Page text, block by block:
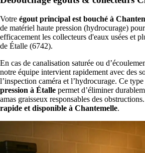
Votre égout principal est bouché à
de matériel haute pression (hydrocurage)
efficacement les collecteurs d'eaux usées et
de Étalle (6742).
En cas de canalisation saturée ou
notre équipe intervient rapidement avec des
l’inspection caméra et l’hydrocurage. Ce type
pression à Étalle permet d’éliminer
amas graisseux responsables des obstructions.
rapide et disponible à Chantemelle.